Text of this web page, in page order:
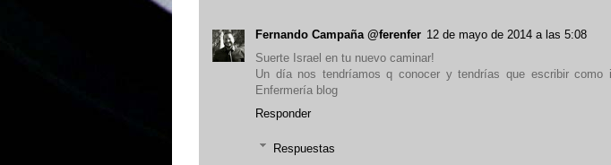
Fernando Campaña @ferenfer 12 de mayo de 2014 a las 5:08
Suerte Israel en tu nuevo caminar!
Un día nos tendríamos q conocer y tendrías que escribir como
Enfermería blog
Responder
Respuestas